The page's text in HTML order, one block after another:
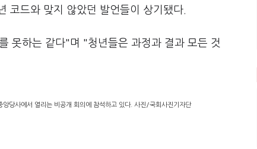
코드와 맞지 않았던 발언들이 상기됐다.
못하는 같다"며 "청년들은 과정과 결과 모든 것
당사에서 열리는 비공개 회의에 참석하고 있다. 사진/국회사진기자단